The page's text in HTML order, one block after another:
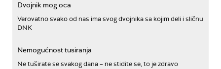
Dvojnik mog oca
Verovatno svako od nas ima svog dvojnika sa kojim deli i sličnu
DNK
Nemogućnost tusiranja
Ne tuširate se svakog dana – ne stidite se, to je zdravo